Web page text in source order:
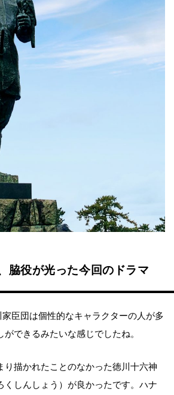
脇役が光った今回のドラマ
臣団は個性的なキャラクターの人が多
ができるみたいな感じでしたね。
り描かれたことのなかった徳川十六神
くしんしょう）が良かったです。ハナ